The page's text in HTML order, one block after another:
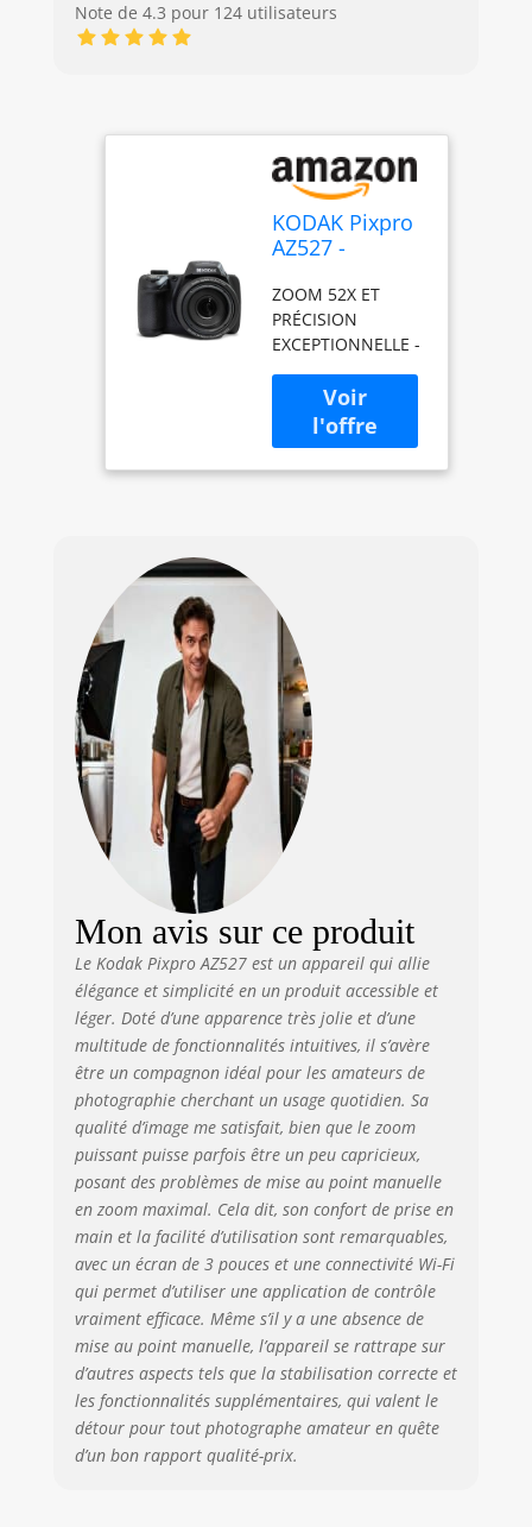
Note de 4.3 pour 124 utilisateurs
KODAK Pixpro
AZ527 -
Bridge
Numérique 20
MP, Zoom
Optique 52X,
Capteur CMOS
BSI, Écran LCD
3", Wi-FI,
Stabilisation -
ZOOM 52X ET
PRÉCISION
EXCEPTIONNELLE -
détails éloignés
avec le zoom
optique 52x pour
des photos claires
Mon avis sur ce produit
Le Kodak Pixpro AZ527 est un appareil qui allie
élégance et simplicité en un produit accessible et
léger. Doté d’une apparence très jolie et d’une
multitude de fonctionnalités intuitives, il s’avère
être un compagnon idéal pour les amateurs de
photographie cherchant un usage quotidien. Sa
qualité d’image me satisfait, bien que le zoom
puissant puisse parfois être un peu capricieux,
posant des problèmes de mise au point manuelle
en zoom maximal. Cela dit, son confort de prise en
main et la facilité d’utilisation sont remarquables,
avec un écran de 3 pouces et une connectivité Wi-Fi
qui permet d’utiliser une application de contrôle
vraiment efficace. Même s’il y a une absence de
mise au point manuelle, l’appareil se rattrape sur
d’autres aspects tels que la stabilisation correcte et
les fonctionnalités supplémentaires, qui valent le
détour pour tout photographe amateur en quête
d’un bon rapport qualité-prix.